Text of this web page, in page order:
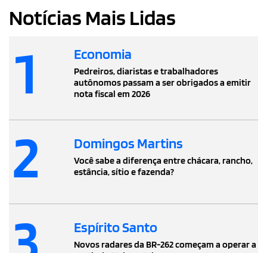
Notícias Mais Lidas
1 Economia
Pedreiros, diaristas e trabalhadores
autônomos passam a ser obrigados a emitir
nota fiscal em 2026
2 Domingos Martins
Você sabe a diferença entre chácara, rancho,
estância, sítio e fazenda?
Espírito Santo
Novos radares da BR-262 começam a operar a